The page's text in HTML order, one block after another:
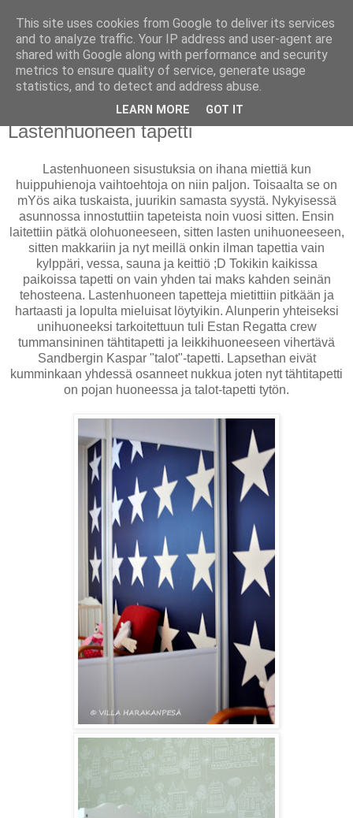
PUISTOLASSA
BLOG BY PETRA L.
torstai 28. kesäkuuta 2012
Lastenhuoneen tapetti
Lastenhuoneen sisustuksia on ihana miettiä kun
huippuhienoja vaihtoehtoja on niin paljon. Toisaalta se on
mYös aika tuskaista, juurikin samasta syystä. Nykyisessä
asunnossa innostuttiin tapeteista noin vuosi sitten. Ensin
laitettiin pätkä olohuoneeseen, sitten lasten unihuoneeseen,
sitten makkariin ja nyt meillä onkin ilman tapettia vain
kylppäri, vessa, sauna ja keittiö ;D Tokikin kaikissa
paikoissa tapetti on vain yhden tai maks kahden seinän
tehosteena. Lastenhuoneen tapetteja mietittiin pitkään ja
hartaasti ja lopulta mieluisat löytyikin. Alunperin yhteiseksi
unihuoneeksi tarkoitettuun tuli Estan Regatta crew
tummansininen tähtitapetti ja leikkihuoneeseen vihertävä
Sandbergin Kaspar "talot"-tapetti. Lapsethan eivät
kumminkaan yhdessä osanneet nukkua joten nyt tähtitapetti
on pojan huoneessa ja talot-tapetti tytön.
This site uses cookies from Google to deliver its services
and to analyze traffic. Your IP address and user-agent are
shared with Google along with performance and security
metrics to ensure quality of service, generate usage
statistics, and to detect and address abuse.
LEARN MORE GOT IT